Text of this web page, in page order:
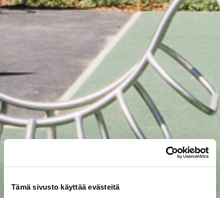
Tämä sivusto käyttää evästeitä